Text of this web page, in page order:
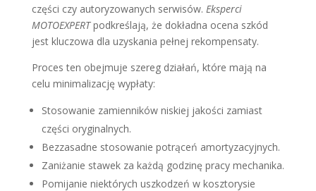
części czy autoryzowanych serwisów. Eksperci
MOTOEXPERTpodkreślają, że dokładna ocena szkód
jest kluczowa dla uzyskania pełnej rekompensaty.
Proces ten obejmuje szereg działań, które mają na
celu minimalizację wypłaty:
Stosowanie zamienników niskiej jakości zamiast
części oryginalnych.
Bezzasadne stosowanie potrąceń amortyzacyjnych.
Zaniżanie stawek za każdą godzinę pracy mechanika.
Pomijanie niektórych uszkodzeń w kosztorysie